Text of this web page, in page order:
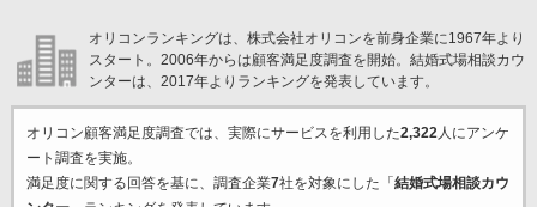
オリコンランキングは、株式会社オリコンを前身企業に1967年より
スタート。2006年からは顧客満足度調査を開始。結婚式場相談カウ
ンターは、2017年よりランキングを発表しています。
オリコン顧客満足度調査では、実際にサービスを利用した2,322人にアンケ
ート調査を実施。
満足度に関する回答を基に、調査企業7社を対象にした「 結婚式場相談カウ